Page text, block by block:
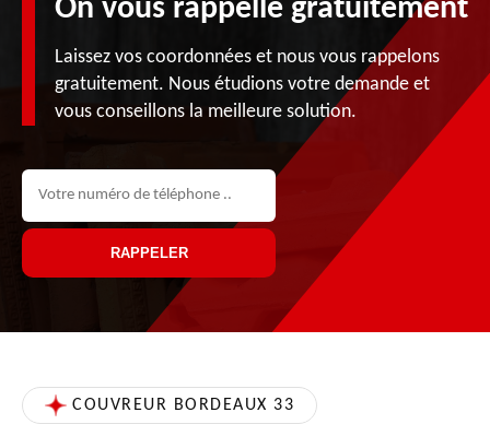
On vous rappelle gratuitement
Laissez vos coordonnées et nous vous rappelons
gratuitement. Nous étudions votre demande et
vous conseillons la meilleure solution.
COUVREUR BORDEAUX 33